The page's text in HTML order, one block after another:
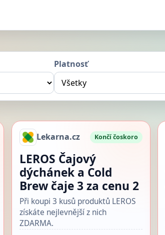
Platnosť
Lekarna.cz Končí čoskoro
LEROS Čajový
dýchánek a Cold
Brew čaje 3 za cenu 2
Při koupi 3 kusů produktů LEROS
získáte nejlevnější z nich
ZDARMA.